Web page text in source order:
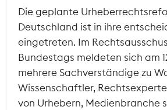
Die geplante
Deutschland ist in ihre
eingetreten. Im
Bundestags meldeten sich am
mehrere Sachverständige zu
Wissenschaftler,
von Urhebern, Medienbranche